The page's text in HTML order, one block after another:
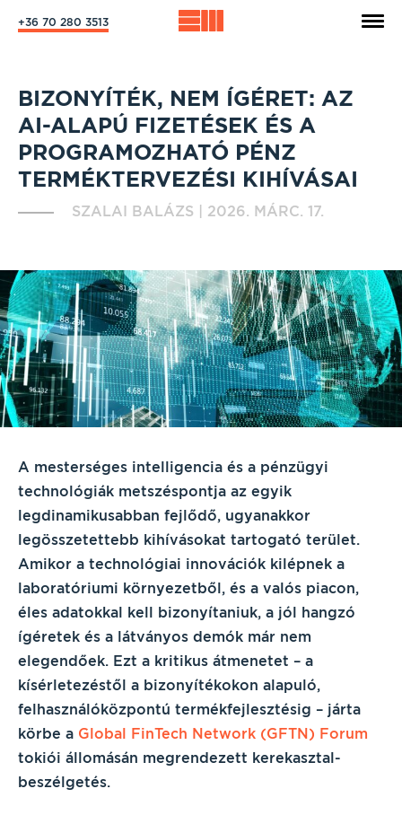
+36 70 280 3513
BIZONYÍTÉK, NEM ÍGÉRET: AZ
AI-ALAPÚ FIZETÉSEK ÉS A
PROGRAMOZHATÓ PÉNZ
TERMÉKTERVEZÉSI KIHÍVÁSAI
SZALAI BALÁZS 2026. MÁRC. 17.
A mesterséges intelligencia és a pénzügyi
technológiák metszéspontja az egyik
legdinamikusabban fejlődő, ugyanakkor
legösszetettebb kihívásokat tartogató terület.
Amikor a technológiai innovációk kilépnek a
laboratóriumi környezetből, és a valós piacon,
éles adatokkal kell bizonyítaniuk, a jól hangzó
ígéretek és a látványos demók már nem
elegendőek. Ezt a kritikus átmenetet – a
kísérletezéstől a bizonyítékokon alapuló,
felhasználóközpontú termékfejlesztésig – járta
körbe a Global FinTech Network (GFTN) Forum
tokiói állomásán megrendezett kerekasztal-
beszélgetés.